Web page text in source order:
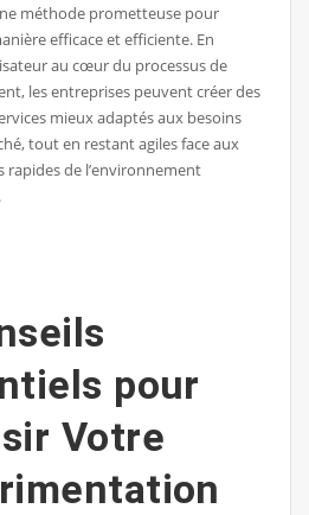
méthode prometteuse pour
efficace et efficiente. En
au cœur du processus de
les entreprises peuvent créer des
mieux adaptés aux besoins
tout en restant agiles face aux
rapides de l’environnement
pour
Votre